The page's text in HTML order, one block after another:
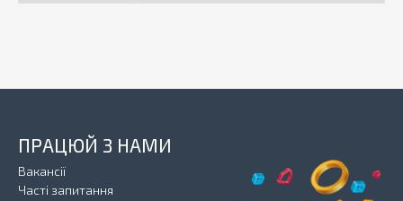
ПРАЦЮЙ З НАМИ
Вакансії
Часті запитання